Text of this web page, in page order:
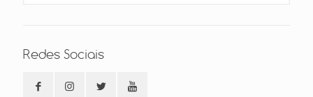
Redes Sociais